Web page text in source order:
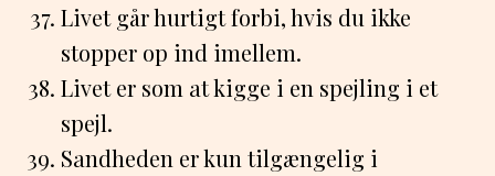
Livet går hurtigt forbi, hvis du ikke
stopper op ind imellem.
Livet er som at kigge i en spejling i et
spejl.
Sandheden er kun tilgængelig i